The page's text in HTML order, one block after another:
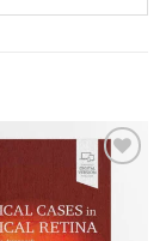
lista de
deseos